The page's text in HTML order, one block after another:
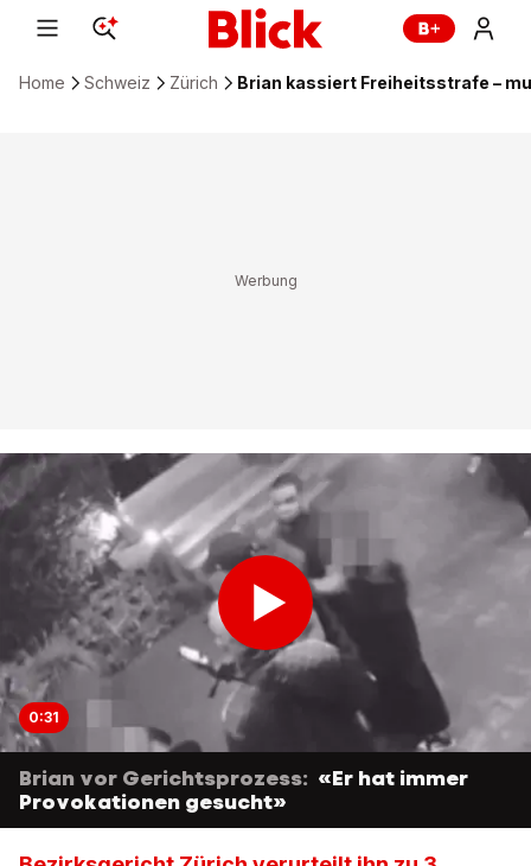
Home Schweiz Zürich Brian kassiert Freiheitsstrafe –
0:31
Brian vor Gerichtsprozess: «Er hat immer
Provokationen gesucht»